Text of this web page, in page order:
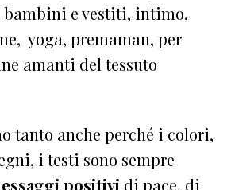
bambini e vestiti, intimo,
yoga, premaman, per
amanti del tessuto
tanto anche perché i colori,
i testi sono sempre
positivi di pace, di